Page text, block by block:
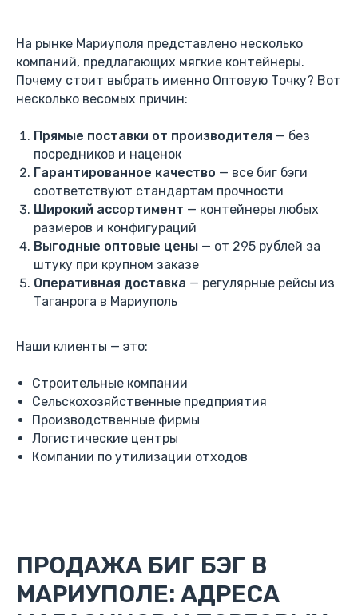
На рынке Мариуполя представлено несколько
компаний, предлагающих мягкие контейнеры.
Почему стоит выбрать именно Оптовую Точку? Вот
несколько весомых причин:
Прямые поставки от производителя — без
посредников и наценок
Гарантированное качество — все биг бэги
соответствуют стандартам прочности
Широкий ассортимент — контейнеры любых
размеров и конфигураций
Выгодные оптовые цены — от 295 рублей за
штуку при крупном заказе
Оперативная доставка — регулярные рейсы из
Таганрога в Мариуполь
Наши клиенты — это:
Строительные компании
Сельскохозяйственные предприятия
Производственные фирмы
Логистические центры
Компании по утилизации отходов
ПРОДАЖА БИГ БЭГ В
МАРИУПОЛЕ: АДРЕСА